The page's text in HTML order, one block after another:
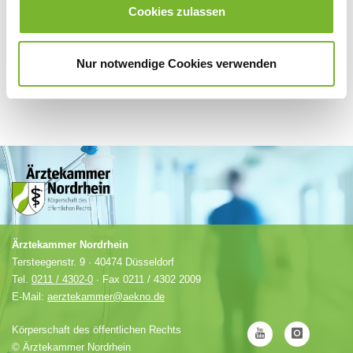
Cookies zulassen
Nur notwendige Cookies verwenden
Ärztekammer Nordrhein
Tersteegenstr. 9 · 40474 Düsseldorf
Tel. 0211 / 4302-0 · Fax 0211 / 4302 2009
E-Mail: aerztekammer@aekno.de
Körperschaft des öffentlichen Rechts
© Ärztekammer Nordrhein